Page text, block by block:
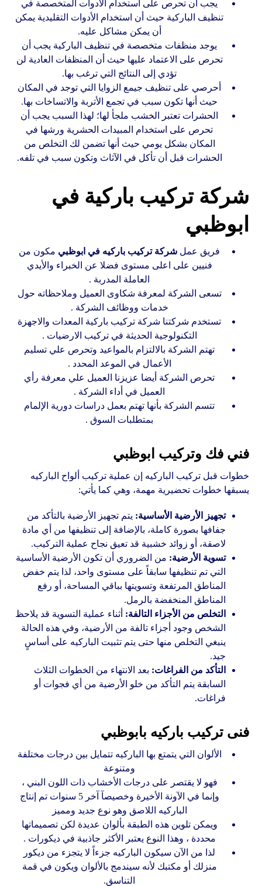
يجب أن تحرص على استخدام الأدوات المتخصصة في
تنظيف الباركية حيث أن استخدام الأدوات التقليدية يمكن
أن يمكن مشاكل عليه.
يوجد منظفات متخصصة في تنظيف الباركية يجب أن
تحرص على الاعتماد عليها حيث أن المنظفات العادية لن
تؤدي إلى النتائج التي ترغب بها.
أحرصي على تنظيف جيمع الزوايا التي توجد في المكان
حيث أنها تكون سبب في تجمع الأتربة والاتساخات بها.
الحشرات تعتبر الخشب ملجأ لها؛ لهذا السبب يجب أن
تحرص على استخدام المبيدات الحشرية ورشها في
المكان بشكل يومي حيث أنها تضمن لك التخلص من
الحشرات قبل أن تأكل في الآثاث وتكون سبب في تلفه.
شركة تركيب باركية في
ابوظبي
فريق عمل شركة تركيب باركيه في ابوظبي مكون من
فنيين على اعلى مستوى فضلا عن الخبراء والأيدي
العاملة المدربة .
تسعى الشركة لمعرفة شكاوى العميل وملاحظاته حول
خدمات ووظائف الشركة .
تستخدم شركتنا شركة تركيب باركية المعدات والاجهزة
التكنولوجية الحديثة في تركيب الارضيات .
تهتم الشركة بالالتزام بالمواعيد وتحرص علي تسليم
الأعمال في الموعد المحدد .
تحرص الشركة أيضا عزيزنا العميل علي معرفة رأي
العميل في أداء الشركة .
تتسم الشركة بأنها تهتم بعمل دراسات دورية الإلمام
بمتطلبات السوق .
فني فك وتركيب ابوظبي
خطوات قبل تركيب الباركيه إن عملية تركيب ألواح الباركيه
يسبقها خطوات تحضيرية مهمة، وهي كما يأتي:
تجهيز الأرضية الأساسية: يتم تجهيز الأرضية بالتأكد من
جفافها بصورة كاملة، بالإضافة إلى تنظيفها من أي مادة
لاصقة، أو زوائد خشبية قد تعيق نجاح عملية التركيب.
تسوية الأرضية: من الضروري أن تكون الأرضية الأساسية
التي تم تنظيفها سابقاً على مستوى واحد، لذا يتم خفض
المناطق المرتفعة وتسويتها بباقي المساحة، أو رفع
المناطق المنخفضة بالرمل.
التخلص من الأجزاء التالفة: أثناء عملية التسوية قد يلاحظ
الشخص وجود أجزاء تالفة من الأرضية، وفي هذه الحالة
ينبغي التخلص منها حتى يتم تثبيت الباركيه على أساسٍ
جيد.
التأكد من الفراغات: بعد الانتهاء من الخطوات الثلاث
السابقة يتم التأكد من خلو الأرضية من أي فجوات أو
فراغات.
فنى تركيب باركيه بابوظبي
الألوان التي يتمتع بها الباركيه تتمايل بين درجات مختلفة
ومتنوعة
فهو لا يقتصر على درجات الأخشاب ذات اللون البني ،
وإنما في الآونة الأخيرة وخصيصآ آخر 5 سنوات تم إنتاج
الباركيه اللاصق وهو نوع جديد ومميز
ويمكن تلوين هذه الطبقة بألوان عديدة لكن تصميماتها
محددة ، وهذا النوع يعتبر الأكثر جاذبية في ديكورات .
لذا من الآن سيكون الباركيه جزءاً لا يتجزء من ديكور
منزلك أو مكتبك لأنه سيندمج بالألوان ويكون في قمة
التناسق.